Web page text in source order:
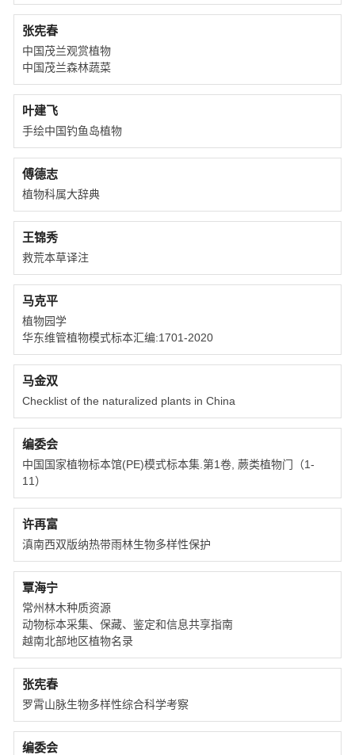
张宪春
中国茂兰观赏植物
中国茂兰森林蔬菜
叶建飞
手绘中国钓鱼岛植物
傅德志
植物科属大辞典
王锦秀
救荒本草译注
马克平
植物园学
华东维管植物模式标本汇编:1701-2020
马金双
Checklist of the naturalized plants in China
编委会
中国国家植物标本馆(PE)模式标本集.第1卷, 蕨类植物门（1-
11）
许再富
滇南西双版纳热带雨林生物多样性保护
覃海宁
常州林木种质资源
动物标本采集、保藏、鉴定和信息共享指南
越南北部地区植物名录
张宪春
罗霄山脉生物多样性综合科学考察
编委会